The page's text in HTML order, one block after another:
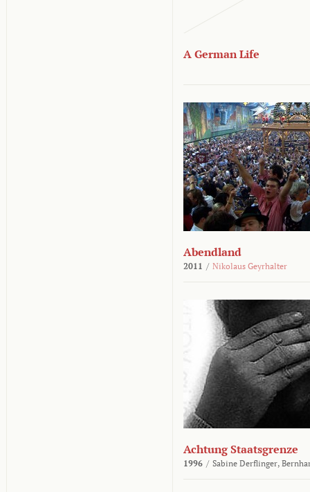
A German Life
Abendland
2011 / Nikolaus Geyrhalter
Achtung Staatsgrenze
1996 / Sabine Derflinger,